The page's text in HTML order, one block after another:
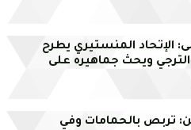
الإتحاد المنستيري يطرح
الترجي ويحث جماهيره على
تربص بالحمامات وفي